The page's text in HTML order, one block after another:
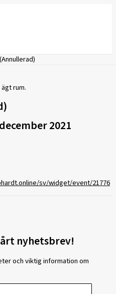
rum.
2021
sv/widget/event/21776
nyhetsbrev!
och viktig information om